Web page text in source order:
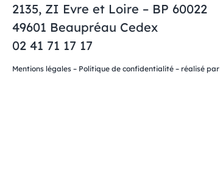
2135, ZI Evre et Loire – BP 60022
49601 Beaupréau Cedex
02 41 71 17 17
Mentions légales – Politique de confidentialité – réalisé par